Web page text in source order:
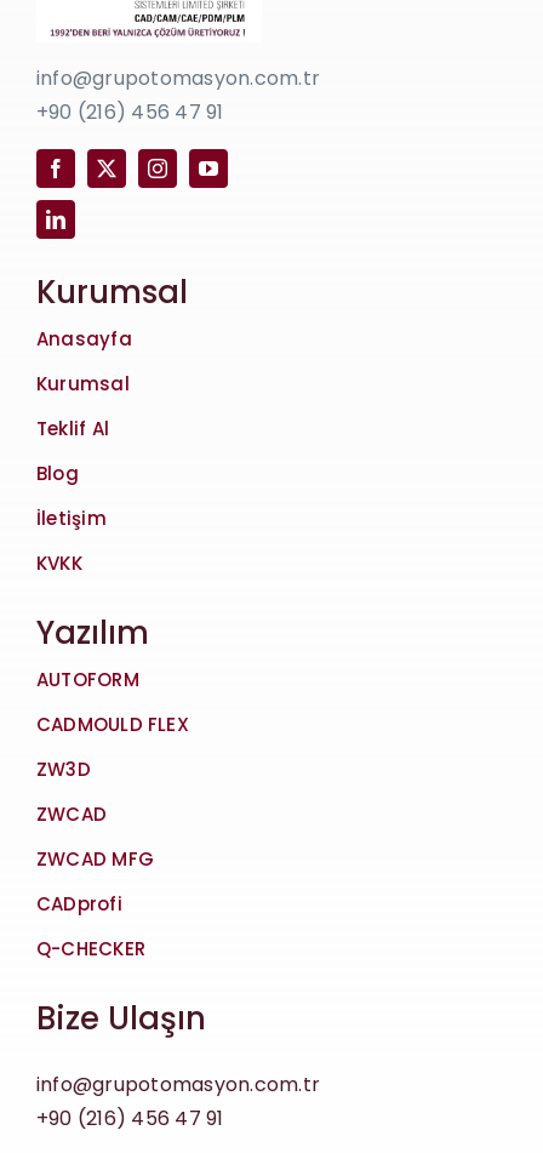
info@grupotomasyon.com.tr
+90 (216) 456 47 91
Kurumsal
Anasayfa
Kurumsal
Teklif Al
Blog
İletişim
KVKK
Yazılım
AUTOFORM
CADMOULD FLEX
ZW3D
ZWCAD
ZWCAD MFG
CADprofi
Q-CHECKER
Bize Ulaşın
info@grupotomasyon.com.tr
+90 (216) 456 47 91